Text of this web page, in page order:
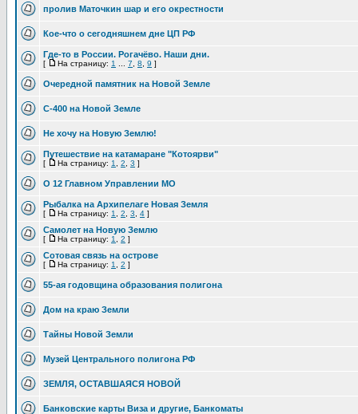
пролив Маточкин шар и его окрестности
Кое-что о сегодняшнем дне ЦП РФ
Где-то в России. Рогачёво. Наши дни.
[ На страницу: 1 7 8 9 ]
Очередной памятник на Новой Земле
С-400 на Новой Земле
Не хочу на Новую Землю!
Путешествие на катамаране "Котоярви"
[ На страницу: 1 2 3 ]
О 12 Главном Управлении МО
Рыбалка на Архипелаге Новая Земля
[ На страницу: 1 2 3 4 ]
Самолет на Новую Землю
[ На страницу: 1 2 ]
Сотовая связь на острове
[ На страницу: 1 2 ]
55-ая годовщина образования полигона
Дом на краю Земли
Тайны Новой Земли
Музей Центрального полигона РФ
ЗЕМЛЯ, ОСТАВШАЯСЯ НОВОЙ
Банковские карты Виза и другие, Банкоматы